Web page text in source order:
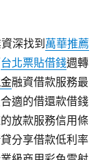
深找到 萬華推薦
台北票貼借錢週轉
融資借款服務最
適的借還款借錢
放款服務信用條
分享借款低利率